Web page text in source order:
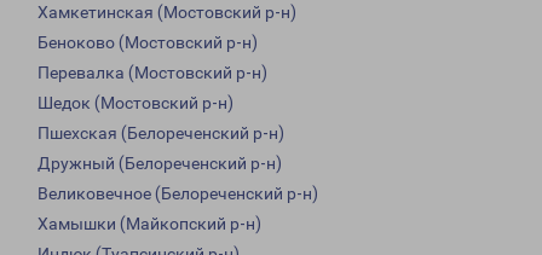
Хамкетинская (Мостовский р-н)
Беноково (Мостовский р-н)
Перевалка (Мостовский р-н)
Шедок (Мостовский р-н)
Пшехская (Белореченский р-н)
Дружный (Белореченский р-н)
Великовечное (Белореченский р-н)
Хамышки (Майкопский р-н)